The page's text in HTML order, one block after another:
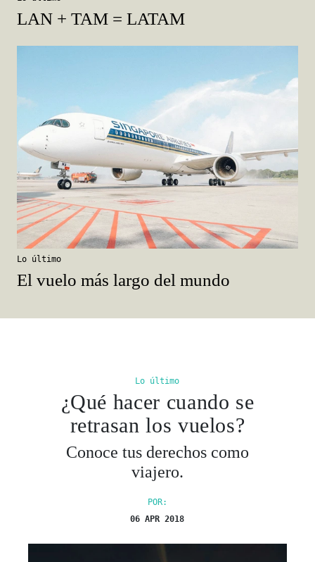
LAN + TAM = LATAM
Lo último
El vuelo más largo del mundo
Lo último
¿Qué hacer cuando se
retrasan los vuelos?
Conoce tus derechos como
viajero.
POR:
06 APR 2018